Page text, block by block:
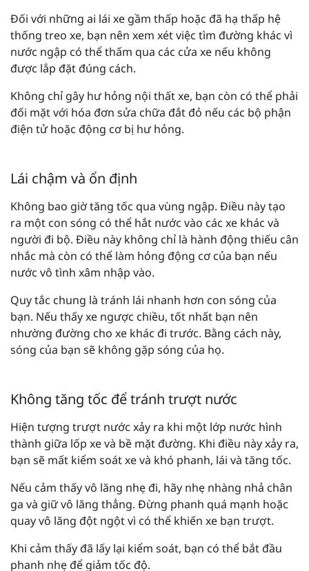
Đối với những ai lái xe gầm thấp hoặc đã hạ thấp hệ
thống treo xe, bạn nên xem xét việc tìm đường khác vì
nước ngập có thể thấm qua các cửa xe nếu không
được lắp đặt đúng cách.
Không chỉ gây hư hỏng nội thất xe, bạn còn có thể phải
đối mặt với hóa đơn sửa chữa đắt đỏ nếu các bộ phận
điện tử hoặc động cơ bị hư hỏng.
Lái chậm và ổn định
Không bao giờ tăng tốc qua vùng ngập. Điều này tạo
ra một con sóng có thể hắt nước vào các xe khác và
người đi bộ. Điều này không chỉ là hành động thiếu cân
nhắc mà còn có thể làm hỏng động cơ của bạn nếu
nước vô tình xâm nhập vào.
Quy tắc chung là tránh lái nhanh hơn con sóng của
bạn. Nếu thấy xe ngược chiều, tốt nhất bạn nên
nhường đường cho xe khác đi trước. Bằng cách này,
sóng của bạn sẽ không gặp sóng của họ.
Không tăng tốc để tránh trượt nước
Hiện tượng trượt nước xảy ra khi một lớp nước hình
thành giữa lốp xe và bề mặt đường. Khi điều này xảy ra,
bạn sẽ mất kiểm soát xe và khó phanh, lái và tăng tốc.
Nếu cảm thấy vô lăng nhẹ đi, hãy nhẹ nhàng nhả chân
ga và giữ vô lăng thẳng. Đừng phanh quá mạnh hoặc
quay vô lăng đột ngột vì có thể khiến xe bạn trượt.
Khi cảm thấy đã lấy lại kiểm soát, bạn có thể bắt đầu
phanh nhẹ để giảm tốc độ.